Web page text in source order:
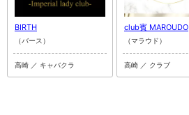
BIRTH
（バース）
高崎 ／ キャバクラ
club賓 MAROUDO
（マラウド）
高崎 ／ クラブ